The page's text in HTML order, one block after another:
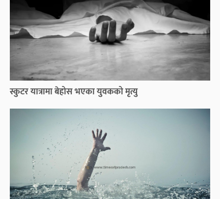
स्कुटर यात्रामा बेहोस भएका युवकको मृत्यु